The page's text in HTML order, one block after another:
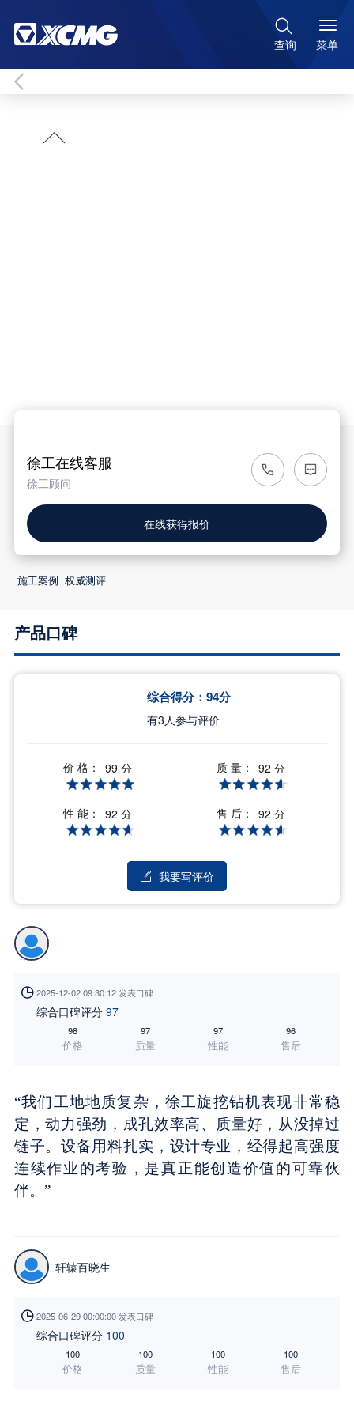

查询 菜单

徐工在线客服
徐工顾问
在线获得报价
施工案例 权威测评
产品口碑
综合得分： 94分
有3人参与评价
价 格： 99 分 质 量： 92 分
性 能： 92 分 售 后： 92 分
 我要写评价
 2025-12-02 09:30:12 发表口碑
综合口碑评分 97
98
价格
97
质量
97
性能
96
售后
“我们工地地质复杂，徐工旋挖钻机表现非常稳
定，动力强劲，成孔效率高、质量好，从没掉过
链子。设备用料扎实，设计专业，经得起高强度
连续作业的考验，是真正能创造价值的可靠伙
伴。”
轩辕百晓生
 2025-06-29 00:00:00 发表口碑
综合口碑评分 100
100
价格
100
质量
100
性能
100
售后